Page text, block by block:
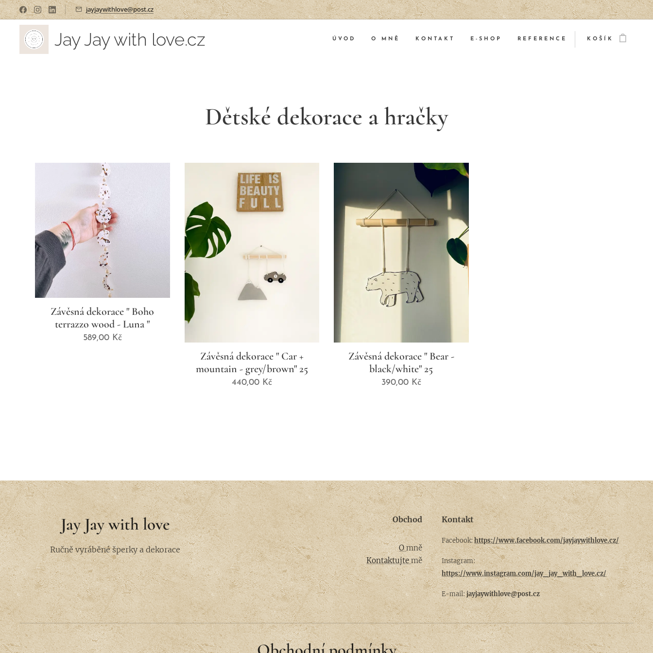
jayjaywithlove@post.cz
Jay Jay with love.cz ÚVOD O MNĚ KONTAKT E-SHOP REFERENCE KOŠÍK
Dětské dekorace a hračky
Závěsná dekorace " Boho
terrazzo wood - Luna "
589,00Kč
Závěsná dekorace " Car +
mountain - grey/brown" 25
440,00Kč
Závěsná dekorace " Bear -
black/white" 25
390,00Kč
Jay Jay with love
Ručně vyráběné šperky a dekorace
Obchod
Omně
Kontaktujtemě
Kontakt
Facebook:https://www.facebook.com/jayjaywithlove.cz/
Instagram:
https://www.instagram.com/jay_jay_with_love.cz/
E-mail:jayjaywithlove@post.cz